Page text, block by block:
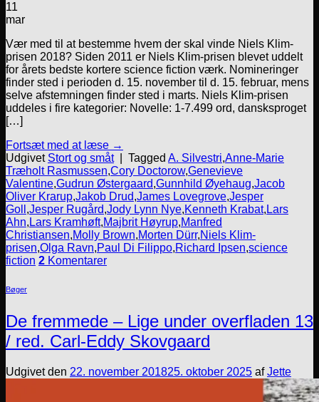
11
mar
Vær med til at bestemme hvem der skal vinde Niels Klim-
prisen 2018? Siden 2011 er Niels Klim-prisen blevet uddelt
for årets bedste kortere science fiction værk. Nomineringer
finder sted i perioden d. 15. november til d. 15. februar, mens
selve afstemningen finder sted i marts. Niels Klim-prisen
uddeles i fire kategorier: Novelle: 1-7.499 ord, dansksproget
[…]
Fortsæt med at læse →
Udgivet Stort og småt Tagged A. Silvestri,Anne-Marie
Træholt Rasmussen,Cory Doctorow,Genevieve
Valentine,Gudrun Østergaard,Gunnhild Øyehaug,Jacob
Oliver Krarup,Jakob Drud,James Lovegrove,Jesper
Goll ,Jesper Rugård,Jody Lynn Nye,Kenneth Krabat, Lars
Ahn, Lars Kramhøft,Majbrit Høyrup,Manfred
Christiansen,Molly Brown,Morten Dürr,Niels Klim-
prisen,Olga Ravn,Paul Di Filippo,Richard Ipsen,science
fiction 2 Komentarer
Bøger
De fremmede – Lige under overfladen 13
/ red. Carl-Eddy Skovgaard
Udgivet den 22. november 201825. oktober 2025 afJette